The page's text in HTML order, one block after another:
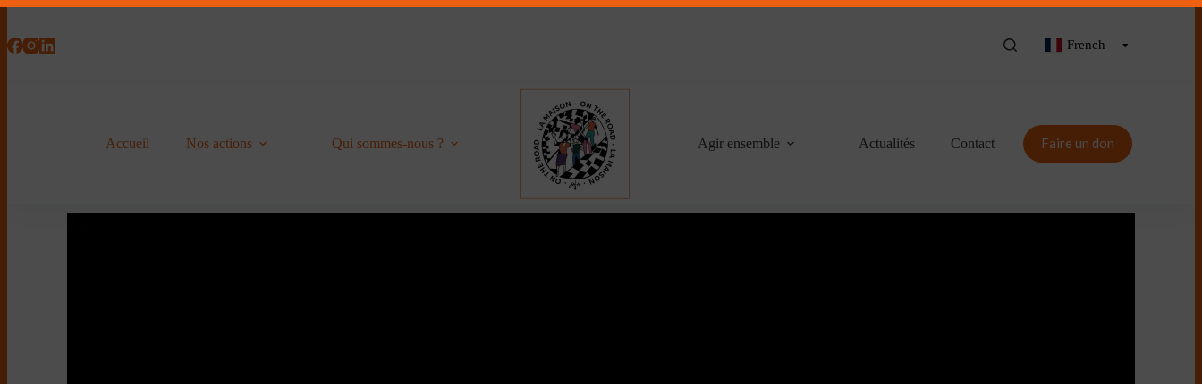
French
Accueil Nos actions Qui sommes-nous ? Agir ensemble Actualités Contact Faire un don